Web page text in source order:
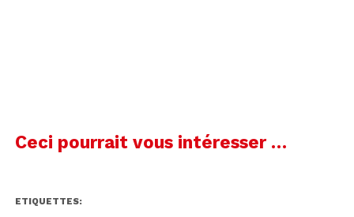
Ceci pourrait vous intéresser …
ETIQUETTES: